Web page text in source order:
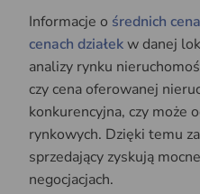
Informacje o średnich
cenach działekw danej
analizy rynku
czy cena oferowanej
konkurencyjna, czy może
rynkowych. Dzięki temu
sprzedający zyskują
negocjacjach.